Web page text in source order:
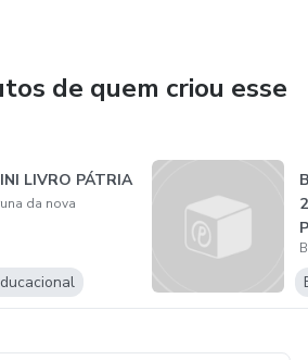
de quem criou esse
LIVRO PÁTRIA
da nova